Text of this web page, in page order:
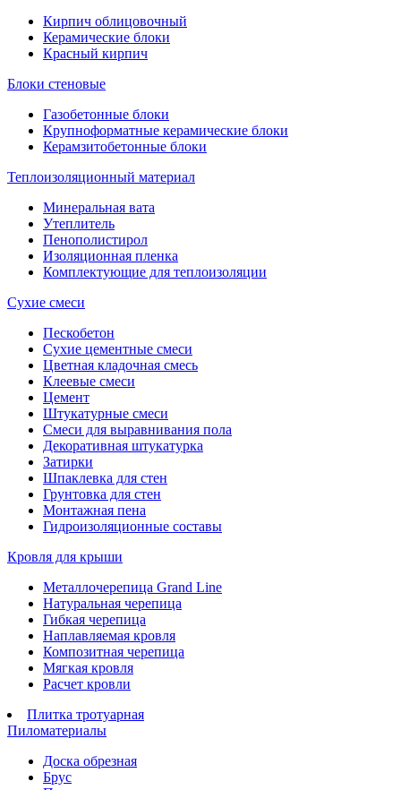
Кирпич облицовочный
Керамические блоки
Красный кирпич
Блоки стеновые
Газобетонные блоки
Крупноформатные керамические блоки
Керамзитобетонные блоки
Теплоизоляционный материал
Минеральная вата
Утеплитель
Пенополистирол
Изоляционная пленка
Комплектующие для теплоизоляции
Сухие смеси
Пескобетон
Сухие цементные смеси
Цветная кладочная смесь
Клеевые смеси
Цемент
Штукатурные смеси
Смеси для выравнивания пола
Декоративная штукатурка
Затирки
Шпаклевка для стен
Грунтовка для стен
Монтажная пена
Гидроизоляционные составы
Кровля для крыши
Металлочерепица Grand Line
Натуральная черепица
Гибкая черепица
Наплавляемая кровля
Композитная черепица
Мягкая кровля
Расчет кровли
Плитка тротуарная
Пиломатериалы
Доска обрезная
Брус